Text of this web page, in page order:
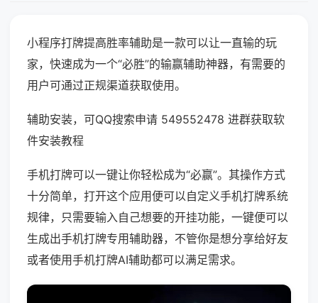
小程序打牌提高胜率辅助是一款可以让一直输的玩
家，快速成为一个“必胜”的输赢辅助神器，有需要的
用户可通过正规渠道获取使用。
辅助安装，可QQ搜索申请 549552478 进群获取软
件安装教程
手机打牌可以一键让你轻松成为“必赢”。其操作方式
十分简单，打开这个应用便可以自定义手机打牌系统
规律，只需要输入自己想要的开挂功能，一键便可以
生成出手机打牌专用辅助器，不管你是想分享给好友
或者使用手机打牌AI辅助都可以满足需求。